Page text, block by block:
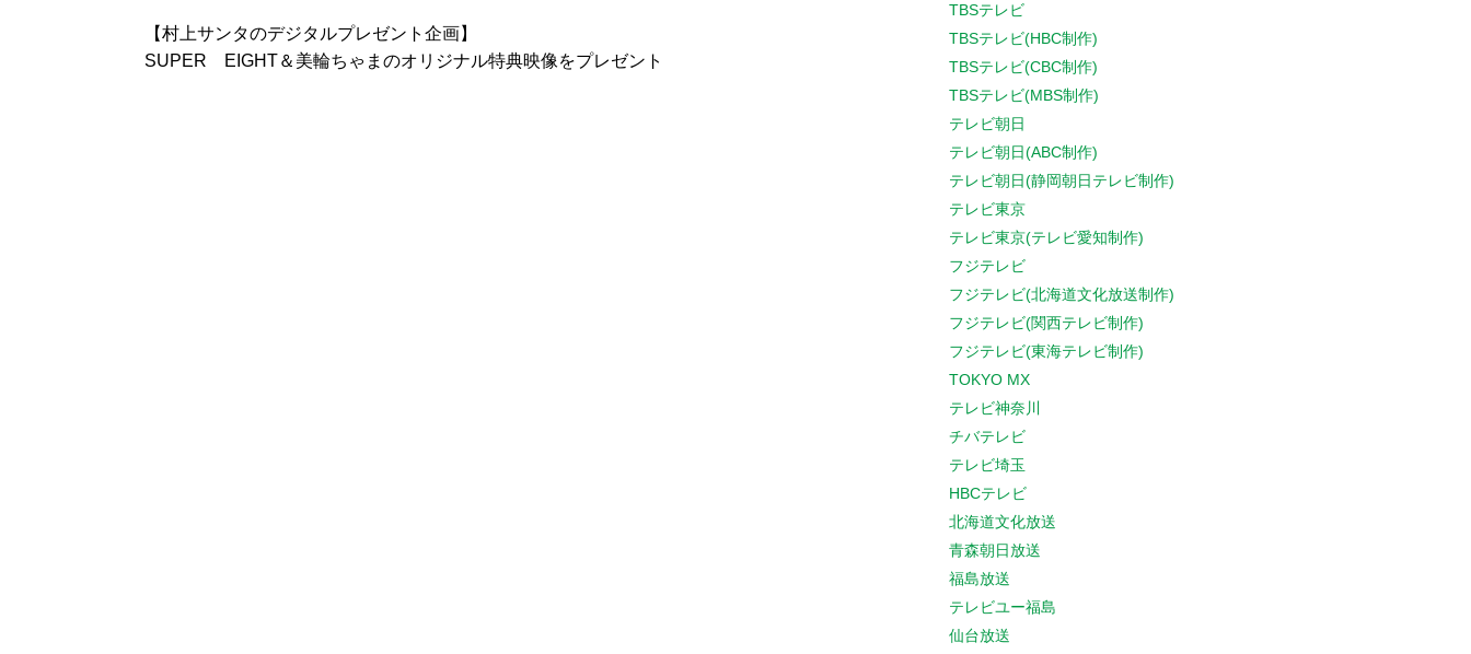
【村上サンタのデジタルプレゼント企画】
SUPER EIGHT＆美輪ちゃまのオリジナル特典映像をプレゼント
TBSテレビ
TBSテレビ(HBC制作)
TBSテレビ(CBC制作)
TBSテレビ(MBS制作)
テレビ朝日
テレビ朝日(ABC制作)
テレビ朝日(静岡朝日テレビ制作)
テレビ東京
テレビ東京(テレビ愛知制作)
フジテレビ
フジテレビ(北海道文化放送制作)
フジテレビ(関西テレビ制作)
フジテレビ(東海テレビ制作)
TOKYO MX
テレビ神奈川
チバテレビ
テレビ埼玉
HBCテレビ
北海道文化放送
青森朝日放送
福島放送
テレビユー福島
仙台放送